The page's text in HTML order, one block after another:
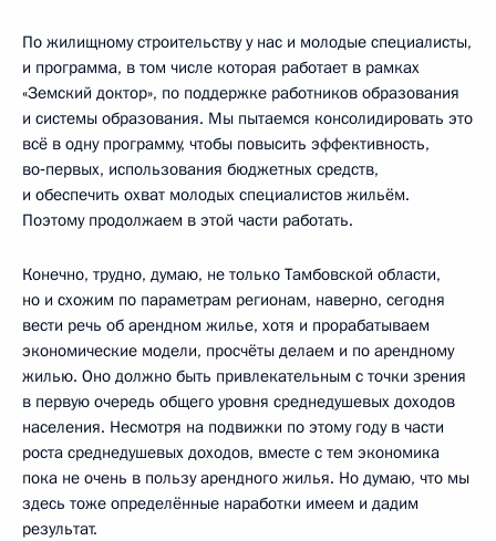
По жилищному строительству у нас и молодые специалисты,
и программа, в том числе которая работает в рамках
«Земский доктор», по поддержке работников образования
и системы образования. Мы пытаемся консолидировать это
всё в одну программу, чтобы повысить эффективность,
во‑первых, использования бюджетных средств,
и обеспечить охват молодых специалистов жильём.
Поэтому продолжаем в этой части работать.
Конечно, трудно, думаю, не только Тамбовской области,
но и схожим по параметрам регионам, наверно, сегодня
вести речь об арендном жилье, хотя и прорабатываем
экономические модели, просчёты делаем и по арендному
жилью. Оно должно быть привлекательным с точки зрения
в первую очередь общего уровня среднедушевых доходов
населения. Несмотря на подвижки по этому году в части
роста среднедушевых доходов, вместе с тем экономика
пока не очень в пользу арендного жилья. Но думаю, что мы
здесь тоже определённые наработки имеем и дадим
результат.